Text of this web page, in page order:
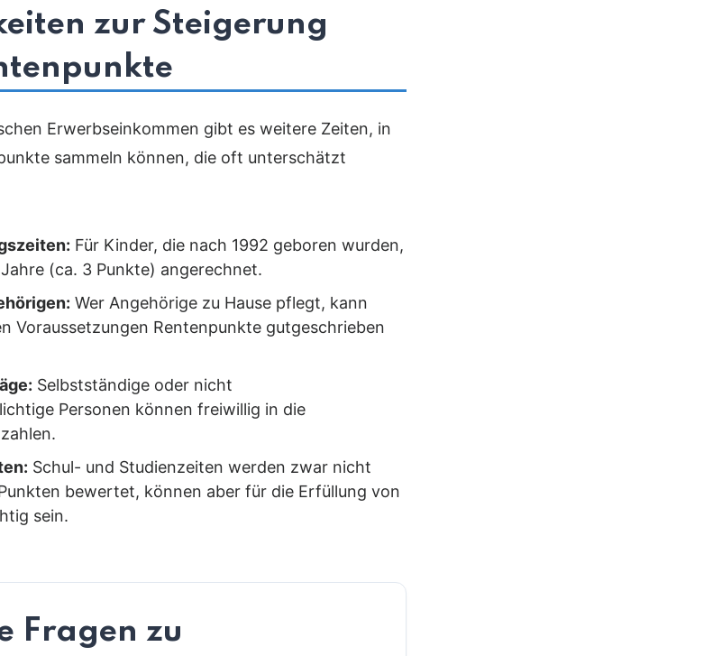
zur Steigerung
Erwerbseinkommen gibt es weitere Zeiten, in
sammeln können, die oft unterschätzt
Für Kinder, die nach 1992 geboren wurden,
(ca. 3 Punkte) angerechnet.
Wer Angehörige zu Hause pflegt, kann
Voraussetzungen Rentenpunkte gutgeschrieben
Selbstständige oder nicht
Personen können freiwillig in die
Schul- und Studienzeiten werden zwar nicht
bewertet, können aber für die Erfüllung von
sein.
Fragen zu